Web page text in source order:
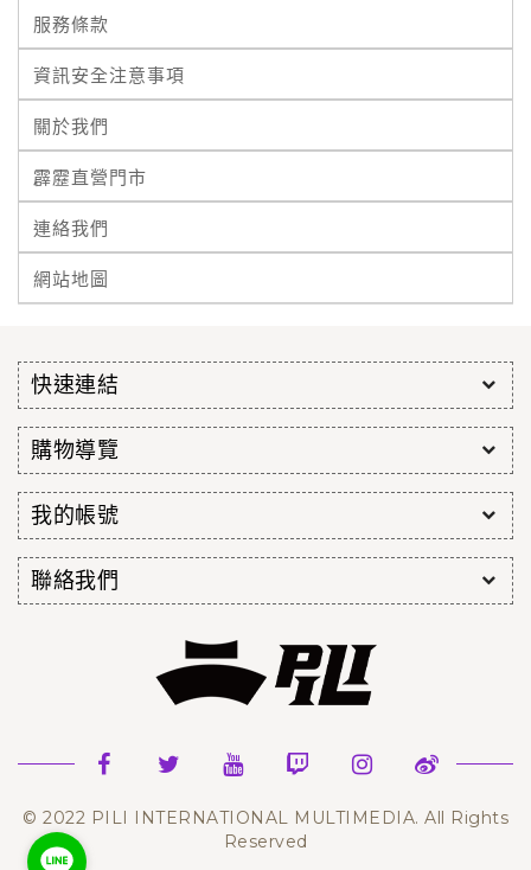
服務條款
資訊安全注意事項
關於我們
霹靂直營門市
連絡我們
網站地圖
快速連結
購物導覽
我的帳號
聯絡我們
© 2022 PILI INTERNATIONAL MULTIMEDIA. All Rights
Reserved